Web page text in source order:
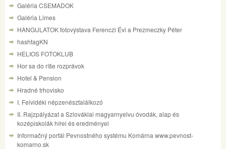
Galéria CSEMADOK
Galéria Limes
HANGULATOK fotovýstava Ferenczi Évi a Prezmeczky Péter
hashtagKN
HELIOS FOTOKLUB
Hor sa do ríše rozprávok
Hotel & Pension
Hradné trhovisko
I. Felvidéki népzenésztalálkozó
II. Rajzpályázat a Szlovákiai magyarnyelvu óvodák, alap és
kozépiskolák hírei és eredményei
Informačný portál Pevnostného systému Komárna www.pevnost-
komarno.sk